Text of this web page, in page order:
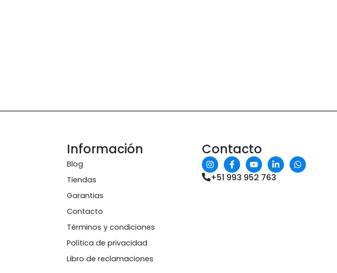
Información
Blog
Tiendas
Garantias
Contacto
Términos y condiciones
Política de privacidad
Libro de reclamaciones
Contacto
+51 993 952 763